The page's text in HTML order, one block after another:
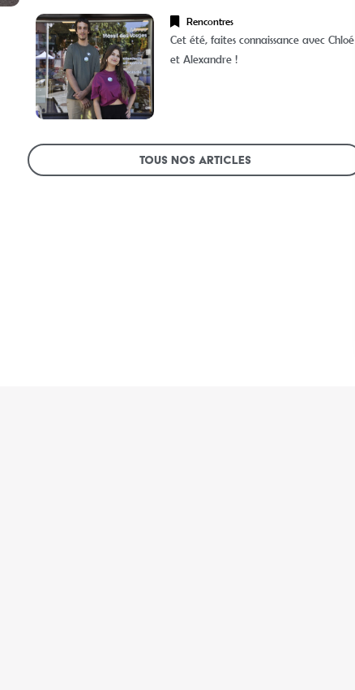
Rencontres
Cet été, faites connaissance avec Chloé
et Alexandre !
Tous nos articles